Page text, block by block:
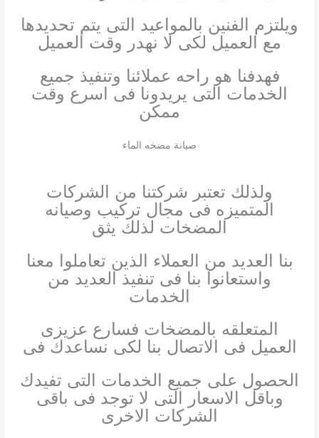
ويلتزم الفنين بالمواعيد التى يتم تحديدها
مع العميل لكى لا نهدر وقت العميل
فهدفنا هو راحه عملائنا وتنفيذ جميع
الخدمات التى يريدونا فى اسرع وقت
ممكن
صيانة مضخه الماء
ولذلك تعتبر شركتنا من الشركات
المتميزه فى مجال تركيب وصيانه
المضخات لذلك يثق
بنا العديد من العملاء الذين تعاملوا معنا
واستعانوا بنا فى تنفيذ العديد من
الخدمات
المتعلقه بالمضخات فسارع عزيزى
العميل فى الاتصال بنا لكى نساعدك فى
الحصول على جميع الخدمات التى تفيدك
وباقل الاسعار التى لا توجد فى باقى
الشركات الاخرى